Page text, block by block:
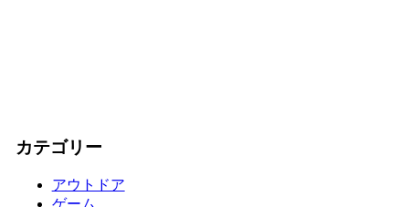
カテゴリー
アウトドア